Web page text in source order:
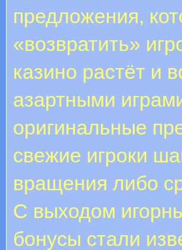
предложения,
«возвратить»
казино растёт и
азартными
оригинальные
свежие игроки
вращения либо
С выходом
бонусы стали